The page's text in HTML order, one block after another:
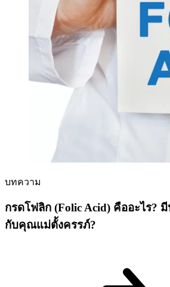
บทความ
กรดโฟลิก (Folic Acid) คืออะไร?
กับคุณแม่ตั้งครรภ์?